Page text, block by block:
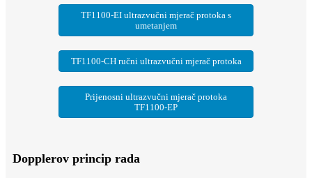
TF1100-EI ultrazvučni mjerač protoka s
umetanjem
TF1100-CH ručni ultrazvučni mjerač protoka
Prijenosni ultrazvučni mjerač protoka
TF1100-EP
Dopplerov princip rada